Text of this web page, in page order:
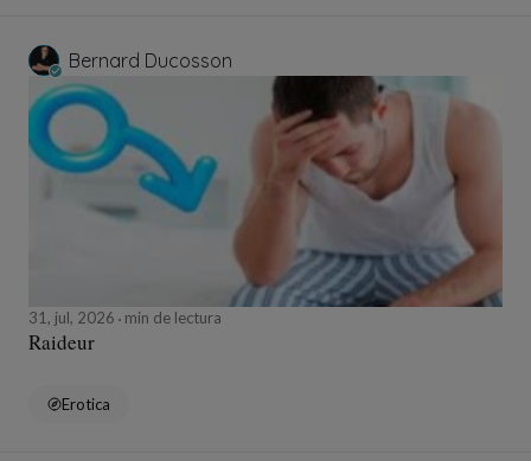
Bernard Ducosson
31, jul, 2026 min de lectura
Raideur
Erotica